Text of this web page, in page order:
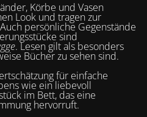
Körbe und Vasen
Look und tragen zur
persönliche Gegenstände
sind
. Lesen gilt als besonders
Bücher zu sehen sind.
für einfache
wie ein liebevoll
im Bett, das eine
hervorruft.